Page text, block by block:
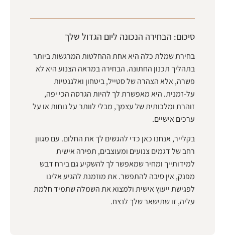
סיכום: הבחירה הנכונה ליום הגדול שלך
בחירת שמלת כלה היא אחת ההחלטות המרגשות ביותר
בתהליך תכנון החתונה. הבחירה במראה הצנוע היא לא
פשרה, אלא הצהרה של סטייל, ביטחון ואלגנטיות
על-זמנית. היא מאפשרת לך להיות הגרסה הכי יפה,
זוהרת ומלכותית של עצמך, מבלי לוותר על נוחות או על
ערכים אישיים.
בקלייר, אנחנו כאן כדי להגשים לך את החלום. עם מגוון
רחב של דגמים צנועים ומעוצבים, תפירה אישית
למידותייך ומחיר שמאפשר לך להשקיע גם בירח דבש
מפנק, אין סיבה להתפשר. את מוזמנת להגיע אלינו
לפגישת ייעוץ אישית ולמצוא את השמלה שתמיד חלמת
עליה, זו שתישאר שלך לנצח.